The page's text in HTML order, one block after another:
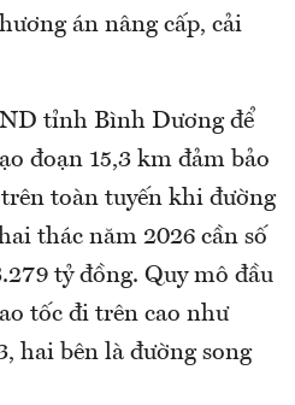
án nâng cấp, cải
tỉnh Bình Dương để
đoạn 15,3 km đảm bảo
toàn tuyến khi đường
thác năm 2026 cần số
tỷ đồng. Quy mô đầu
tốc đi trên cao như
hai bên là đường song